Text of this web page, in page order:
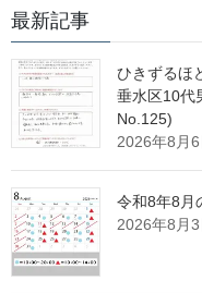
最新記事
ひきずるほ
垂水区10代
No.125)
2026年8月6
令和8年8月
2026年8月3